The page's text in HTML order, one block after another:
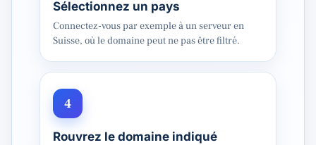
Sélectionnez un pays
Connectez-vous par exemple à un serveur en
Suisse, où le domaine peut ne pas être filtré.
4
Rouvrez le domaine indiqué